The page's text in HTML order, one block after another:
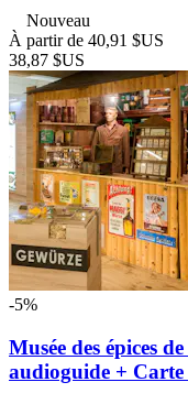
Nouveau
À partir de 40,91 $US
38,87 $US
-5%
Musée des épices
audioguide +